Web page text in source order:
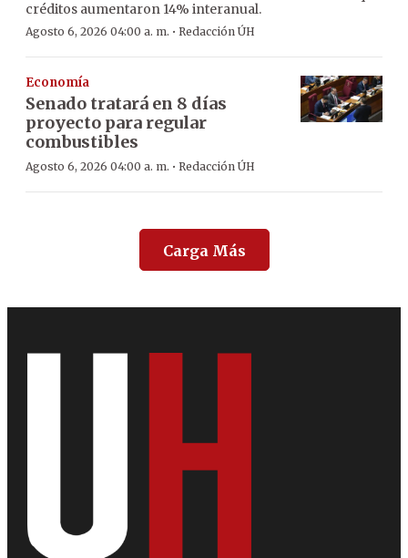
créditos aumentaron 14% interanual.
Agosto 6, 2026 04:00 a. m. · Redacción ÚH
Economía
Senado tratará en 8 días
proyecto para regular
combustibles
Agosto 6, 2026 04:00 a. m. · Redacción ÚH
Carga Más